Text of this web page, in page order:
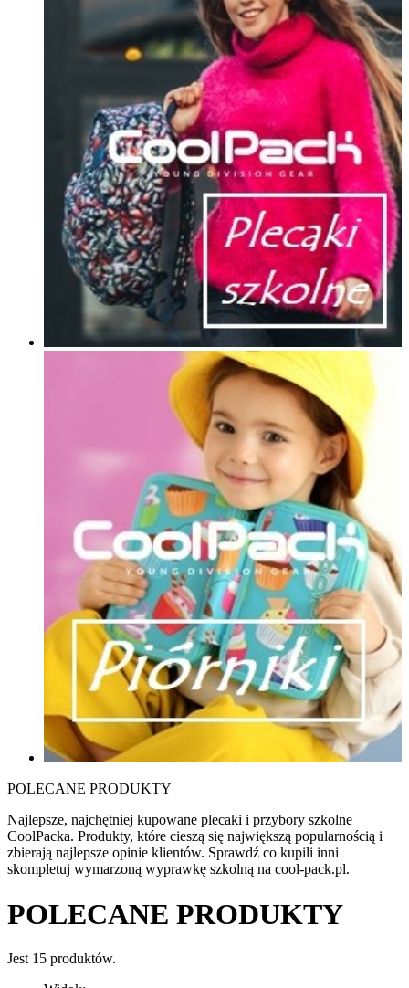
POLECANE PRODUKTY
Najlepsze, najchętniej kupowane plecaki i przybory szkolne
CoolPacka. Produkty, które cieszą się największą popularnością i
zbierają najlepsze opinie klientów. Sprawdź co kupili inni
skompletuj wymarzoną wyprawkę szkolną na cool-pack.pl.
POLECANE PRODUKTY
Jest 15 produktów.